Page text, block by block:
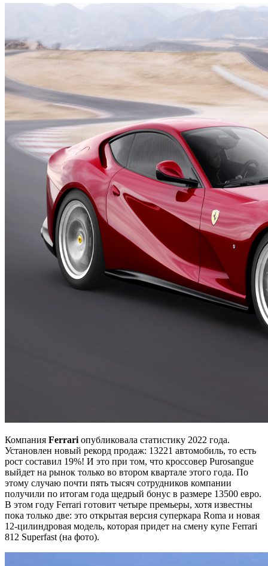
Компания Ferrari опубликовала статистику 2022 года.
Установлен новый рекорд продаж: 13221 автомобиль, то есть
рост составил 19%! И это при том, что кроссовер Purosangue
выйдет на рынок только во втором квартале этого года. По
этому случаю почти пять тысяч сотрудников компании
получили по итогам года щедрый бонус в размере 13500 евро.
В этом году Ferrari готовит четыре премьеры, хотя известны
пока только две: это открытая версия суперкара Roma и новая
12-цилиндровая модель, которая придет на смену купе Ferrari
812 Superfast (на фото).